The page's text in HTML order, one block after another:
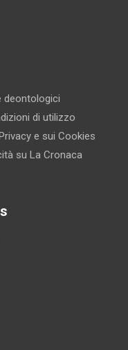
deontologici
di utilizzo
e sui Cookies
su La Cronaca